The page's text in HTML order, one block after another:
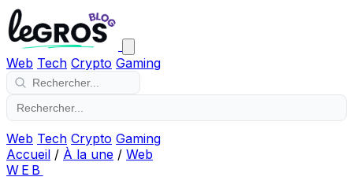
Web Tech Crypto Gaming
Web Tech Crypto Gaming
Accueil / À la une / Web
WEB